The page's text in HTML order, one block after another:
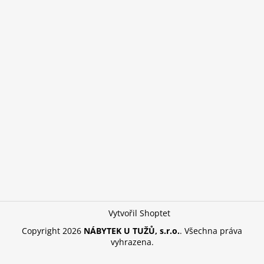
Vytvořil Shoptet
Copyright 2026 NÁBYTEK U TUŽŮ, s.r.o.. Všechna práva
vyhrazena.